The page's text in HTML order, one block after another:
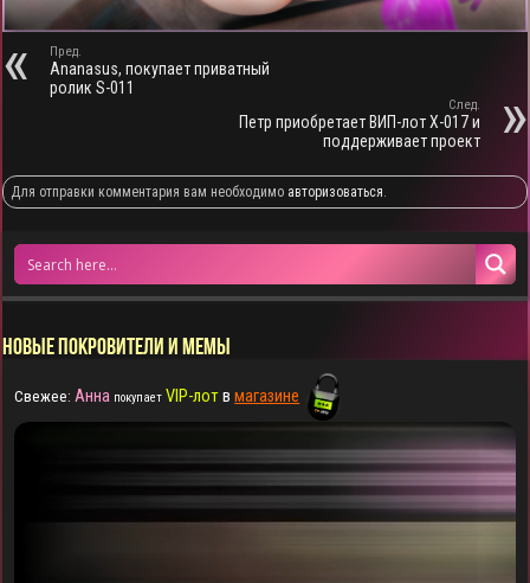
Пред.
Ananasus, покупает приватный
ролик S-011
След.
Петр приобретает ВИП-лот X-017 и
поддерживает проект
Для отправки комментария вам необходимо авторизоваться
НОВЫЕ ПОКРОВИТЕЛИ И МЕМЫ
Свежее: Анна покупает VIP-лотвмагазине